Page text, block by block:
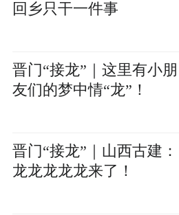
回乡只干一件事
晋门“接龙”｜这里有小朋
友们的梦中情“龙”！
晋门“接龙”｜山西古建：
龙龙龙龙龙来了！